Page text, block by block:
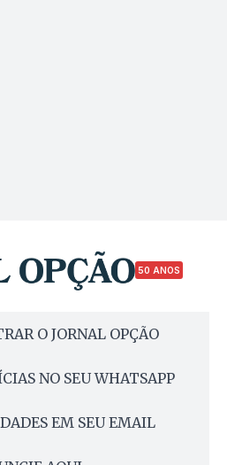
50 ANOS
O JORNAL OPÇÃO
NO SEU WHATSAPP
EM SEU EMAIL